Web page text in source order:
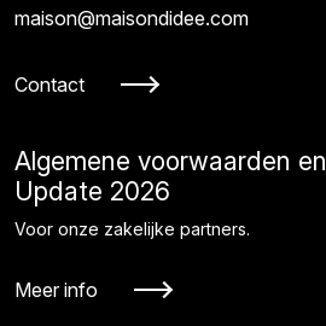
maison@maisondidee.com
Contact
Algemene voorwaarden en
Update 2026
Voor onze zakelijke partners.
Meer info